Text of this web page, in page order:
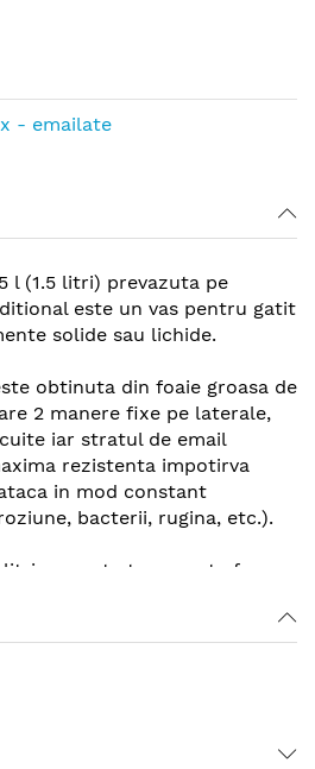
- emailate
l (1.5 litri) prevazuta pe
este un vas pentru gatit
solide sau lichide.
obtinuta din foaie groasa de
2 manere fixe pe laterale,
iar stratul de email
rezistenta impotirva
in mod constant
bacterii, rugina, etc.).
se poate transporta fara
munte sau in camping cu